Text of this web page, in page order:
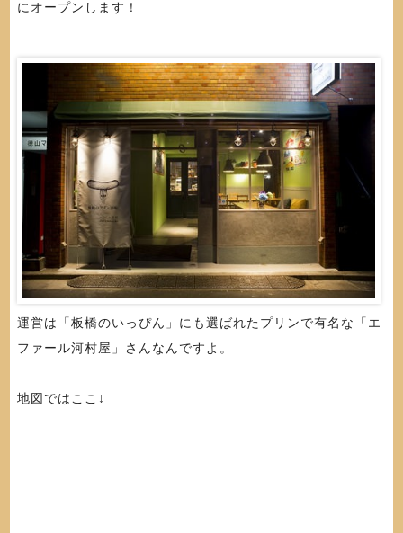
にオープンします！
運営は「板橋のいっぴん」にも選ばれたプリンで有名な「エ
ファール河村屋」さんなんですよ。
地図ではここ↓